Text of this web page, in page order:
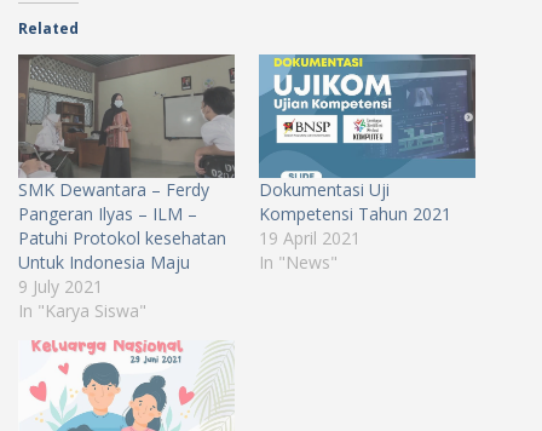
Related
SMK Dewantara – Ferdy
Pangeran Ilyas – ILM –
Patuhi Protokol kesehatan
Untuk Indonesia Maju
9 July 2021
In "Karya Siswa"
Dokumentasi Uji
Kompetensi Tahun 2021
19 April 2021
In "News"